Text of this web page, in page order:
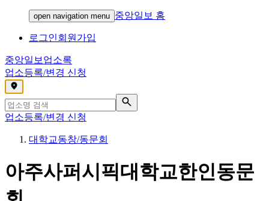
open navigation menu 중앙일보 홈
로그인회원가입
중앙일보 업소록
업소등록/변경 신청
,
업소등록/변경 신청
대학교동창/동문회
아주사퍼시픽대학교한인동문